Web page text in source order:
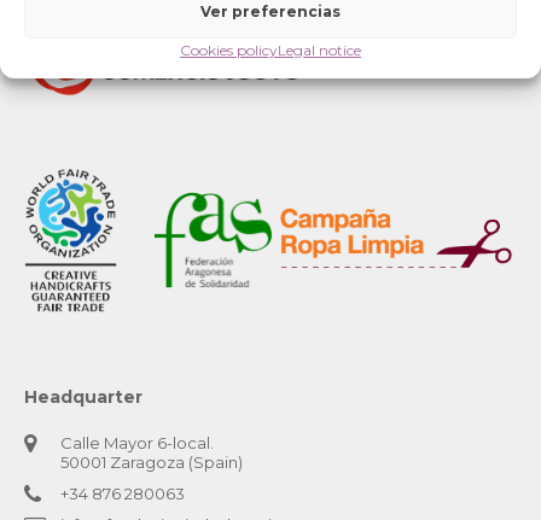
Ver preferencias
Cookies policyLegal notice
Headquarter
Calle Mayor 6-local.
50001 Zaragoza (Spain)
+34 876 280063